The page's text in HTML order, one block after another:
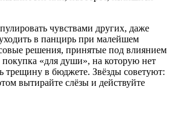
чувствами других, даже
в панцирь при малейшем
решения, принятые под влиянием
«для души», на которую нет
трещину в бюджете. Звёзды советуют:
вытирайте слёзы и действуйте